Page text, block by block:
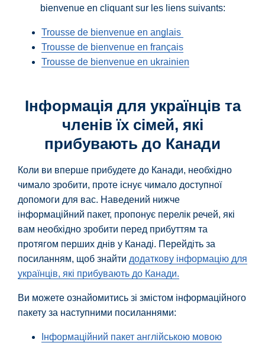
bienvenue en cliquant sur les liens suivants:
Trousse de bienvenue en anglais
Trousse de bienvenue en français
Trousse de bienvenue en ukrainien
Інформація для українців та
членів їх сімей, які
прибувають до Канади
Коли ви вперше прибудете до Канади, необхідно
чимало зробити, проте існує чимало доступної
допомоги для вас. Наведений нижче
інформаційний пакет, пропонує перелік речей, які
вам необхідно зробити перед прибуттям та
протягом перших днів у Канаді. Перейдіть за
посиланням, щоб знайти додаткову інформацію для
українців, які прибувають до Канади.
Ви можете ознайомитись зі змістом інформаційного
пакету за наступними посиланнями:
Інформаційний пакет англійською мовою